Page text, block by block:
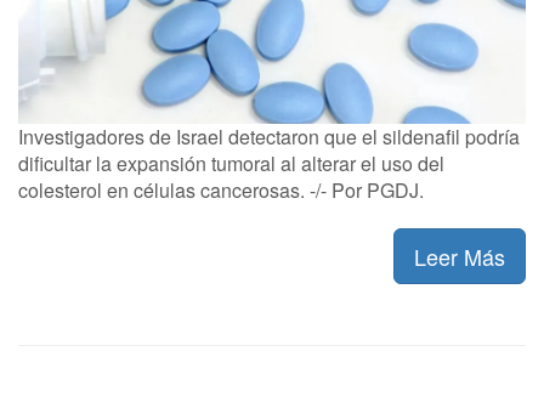
Investigadores de Israel detectaron que el sildenafil podría
dificultar la expansión tumoral al alterar el uso del
colesterol en células cancerosas. -/- Por PGDJ.
Leer Más